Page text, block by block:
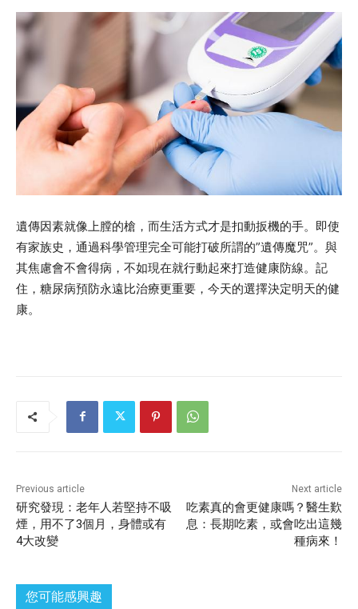
遺傳因素就像上膛的槍，而生活方式才是扣動扳機的手。即使
有家族史，通過科學管理完全可能打破所謂的”遺傳魔咒”。與
其焦慮會不會得病，不如現在就行動起來打造健康防線。記
住，糖尿病預防永遠比治療更重要，今天的選擇決定明天的健
康。
Previous article
研究發現：老年人若堅持不吸
煙，用不了3個月，身體或有
4大改變
Next article
吃素真的會更健康嗎？醫生歎
息：長期吃素，或會吃出這幾
種病來！
您可能感興趣